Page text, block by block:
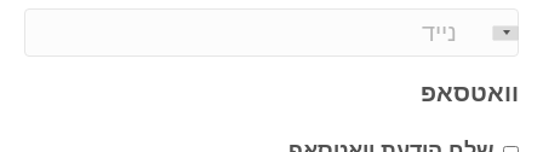
וואטסאפ